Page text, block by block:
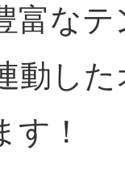
富な
動し
す！